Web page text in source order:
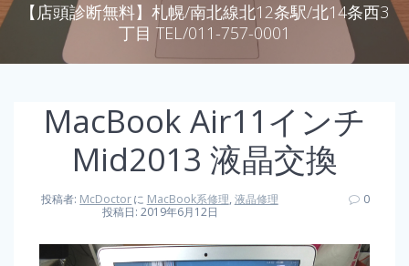
【店頭診断無料】札幌/南北線北12条駅/北14条西3
丁目 TEL/011-757-0001
MacBook Air11インチ
Mid2013 液晶交換
投稿者: McDoctorに MacBook系修理, 液晶修理
投稿日: 2019年6月12日
0